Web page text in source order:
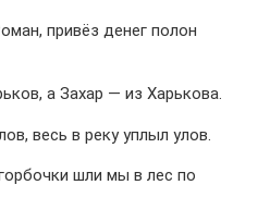
привёз денег полон
а Захар — из Харькова.
весь в реку уплыл улов.
шли мы в лес по